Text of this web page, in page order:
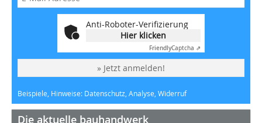
Anti-Roboter-Verifizierung
Hier klicken
FriendlyCaptcha ⇗
» Jetzt anmelden!
Beispiele, Hinweise: Datenschutz, Analyse, Widerruf
Die aktuelle bauhandwerk